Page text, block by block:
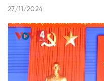
27/11/2024